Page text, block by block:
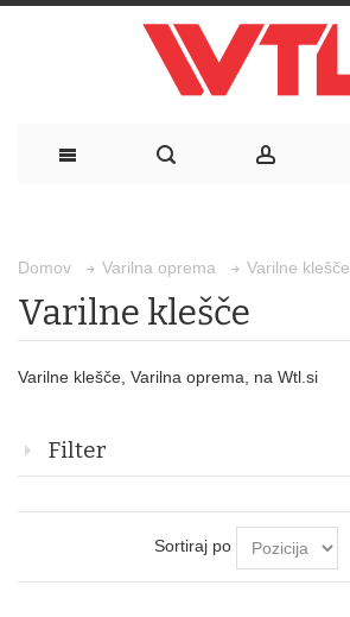
Domov Varilna oprema Varilne klešče
Varilne klešče
Varilne klešče, Varilna oprema, na Wtl.si
Filter
Sortiraj po